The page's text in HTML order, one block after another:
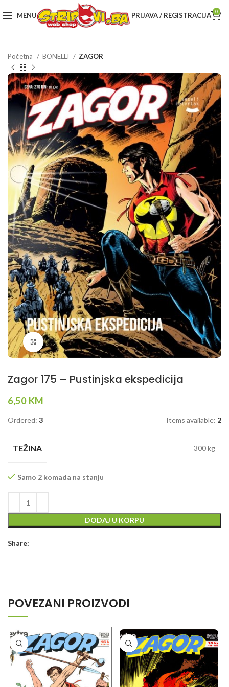
MENU PRIJAVA / REGISTRACIJA 0
Početna BONELLI ZAGOR
Klikni da povečaš
Zagor 175 – Pustinjska ekspedicija
6,50 KM
Ordered: 3 Items available: 2
TEŽINA 300 kg
Samo 2 komada na stanju
DODAJ U KORPU
Share:
POVEZANI PROIZVODI